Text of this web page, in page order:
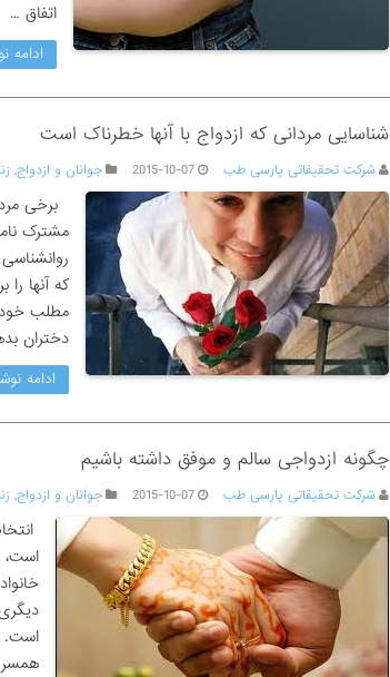
اتفاق …
ادامه
شناسایی مردانی که ازدواج با آنها خطرناک است
شرکت تحقیقاتی پارسی طب 2015-10-07 جوانان و ازدواج,
برخی
مشترک
که آنها
مطلب خود
دختران
ادامه
چگونه ازدواجی سالم و موفق داشته باشیم
شرکت تحقیقاتی پارسی طب 2015-10-07 جوانان و ازدواج,
است،
است.
همسر